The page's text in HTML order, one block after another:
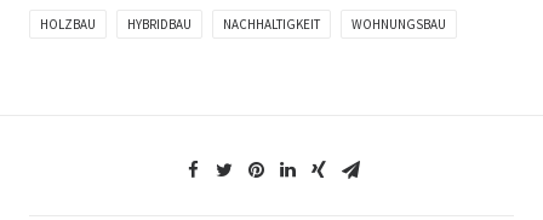
HOLZBAU HYBRIDBAU NACHHALTIGKEIT WOHNUNGSBAU